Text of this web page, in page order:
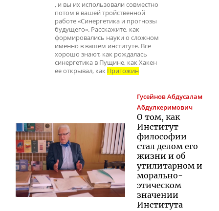
, и вы их использовали совместно
потом в вашей тройственной
работе «Синергетика и прогнозы
будущего». Расскажите, как
формировались науки о сложном
именно в вашем институте. Все
хорошо знают, как рождалась
синергетика в Пущине, как Хакен
ее открывал, как Пригожин
ГусейновАбдусалам
Абдулкеримович
О том, как
Институт
философии
стал делом его
жизни и об
утилитарном и
морально-
этическом
значении
Института